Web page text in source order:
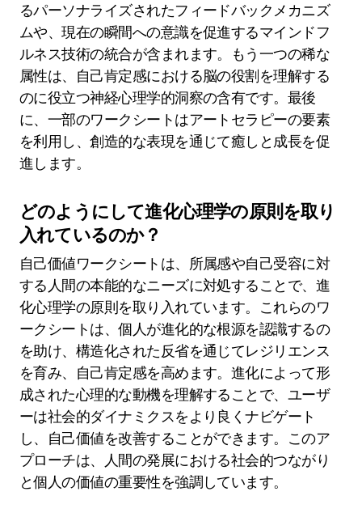
るパーソナライズされたフィードバックメカニズ
ムや、現在の瞬間への意識を促進するマインドフ
ルネス技術の統合が含まれます。もう一つの稀な
属性は、自己肯定感における脳の役割を理解する
のに役立つ神経心理学的洞察の含有です。最後
に、一部のワークシートはアートセラピーの要素
を利用し、創造的な表現を通じて癒しと成長を促
進します。
どのようにして進化心理学の原則を取り
入れているのか？
自己価値ワークシートは、所属感や自己受容に対
する人間の本能的なニーズに対処することで、進
化心理学の原則を取り入れています。これらのワ
ークシートは、個人が進化的な根源を認識するの
を助け、構造化された反省を通じてレジリエンス
を育み、自己肯定感を高めます。進化によって形
成された心理的な動機を理解することで、ユーザ
ーは社会的ダイナミクスをより良くナビゲート
し、自己価値を改善することができます。このア
プローチは、人間の発展における社会的つながり
と個人の価値の重要性を強調しています。